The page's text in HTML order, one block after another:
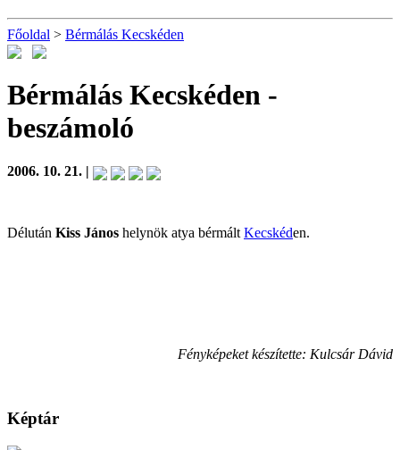
Főoldal > Bérmálás Kecskéden
Bérmálás Kecskéden -
beszámoló
2006. 10. 21. |
Délután Kiss János helynök atya bérmált Kecskéden.
Fényképeket készítette: Kulcsár Dávid
Képtár